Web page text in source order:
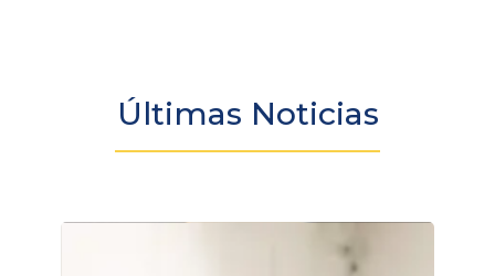
Últimas Noticias